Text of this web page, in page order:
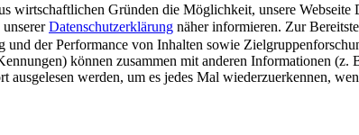
wirtschaftlichen Gründen die Möglichkeit, unsere
Datenschutzerklärung näher informieren. Zur
und der Performance von Inhalten sowie
können zusammen mit anderen Informationen
ausgelesen werden, um es jedes Mal wiederzuerkennen,